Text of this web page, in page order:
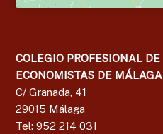
COLEGIO PROFESIONAL DE
ECONOMISTAS DE MÁLAGA
C/ Granada, 41
29015 Málaga
Tel: 952 214 031